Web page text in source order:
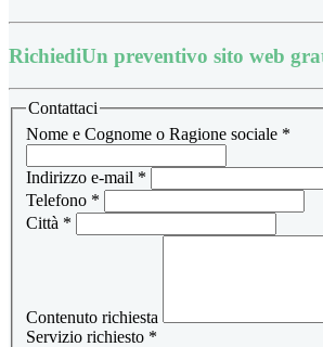
RichiediUn preventivo sito web
Contattaci
Nome e Cognome o Ragione sociale *
Indirizzo e-mail *
Telefono *
Città *
Contenuto richiesta
Servizio richiesto *